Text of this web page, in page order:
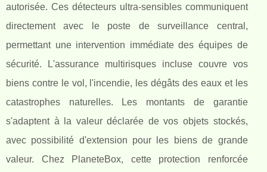
autorisée. Ces détecteurs ultra-sensibles communiquent
directement avec le poste de surveillance central,
permettant une intervention immédiate des équipes de
sécurité. L'assurance multirisques incluse couvre vos
biens contre le vol, l'incendie, les dégâts des eaux et les
catastrophes naturelles. Les montants de garantie
s'adaptent à la valeur déclarée de vos objets stockés,
avec possibilité d'extension pour les biens de grande
valeur. Chez PlaneteBox, cette protection renforcée